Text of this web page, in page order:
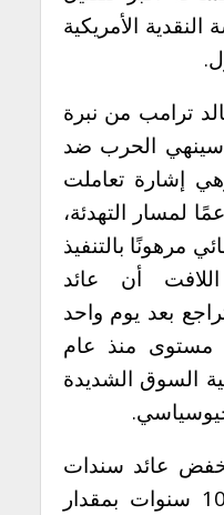
النقدية الأمريكية
ترامب من نبرة
سينهي الحرب ضد
إشارة تعاملت
لمسار التهدئة،
مرهونًا بالتنفيذ
أن عائد
30 عامًا تراجع بعد يوم واحد
منذ عام
السوق الشديدة
عائد سندات
الخزانة الأمريكية لأجل 10 سنوات بمقدار